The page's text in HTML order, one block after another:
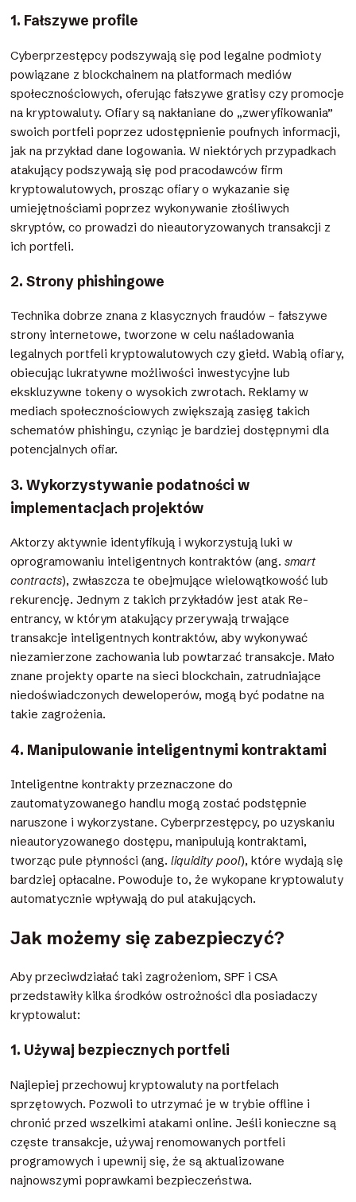
1. Fałszywe profile
Cyberprzestępcy podszywają się pod legalne podmioty
powiązane z blockchainem na platformach mediów
społecznościowych, oferując fałszywe gratisy czy promocje
na kryptowaluty. Ofiary są nakłaniane do „zweryfikowania”
swoich portfeli poprzez udostępnienie poufnych informacji,
jak na przykład dane logowania. W niektórych przypadkach
atakujący podszywają się pod pracodawców firm
kryptowalutowych, prosząc ofiary o wykazanie się
umiejętnościami poprzez wykonywanie złośliwych
skryptów, co prowadzi do nieautoryzowanych transakcji z
ich portfeli.
2. Strony phishingowe
Technika dobrze znana z klasycznych fraudów – fałszywe
strony internetowe, tworzone w celu naśladowania
legalnych portfeli kryptowalutowych czy giełd. Wabią ofiary,
obiecując lukratywne możliwości inwestycyjne lub
ekskluzywne tokeny o wysokich zwrotach. Reklamy w
mediach społecznościowych zwiększają zasięg takich
schematów phishingu, czyniąc je bardziej dostępnymi dla
potencjalnych ofiar.
3. Wykorzystywanie podatności w
implementacjach projektów
Aktorzy aktywnie identyfikują i wykorzystują luki w
oprogramowaniu inteligentnych kontraktów (ang.smart
contracts), zwłaszcza te obejmujące wielowątkowość lub
rekurencję. Jednym z takich przykładów jest atak Re-
entrancy, w którym atakujący przerywają trwające
transakcje inteligentnych kontraktów, aby wykonywać
niezamierzone zachowania lub powtarzać transakcje. Mało
znane projekty oparte na sieci blockchain, zatrudniające
niedoświadczonych deweloperów, mogą być podatne na
takie zagrożenia.
4. Manipulowanie inteligentnymi kontraktami
Inteligentne kontrakty przeznaczone do
zautomatyzowanego handlu mogą zostać podstępnie
naruszone i wykorzystane. Cyberprzestępcy, po uzyskaniu
nieautoryzowanego dostępu, manipulują kontraktami,
tworząc pule płynności (ang.liquidity pool), które wydają się
bardziej opłacalne. Powoduje to, że wykopane kryptowaluty
automatycznie wpływają do pul atakujących.
Jak możemy się zabezpieczyć?
Aby przeciwdziałać taki zagrożeniom, SPF i CSA
przedstawiły kilka środków ostrożności dla posiadaczy
kryptowalut:
1. Używaj bezpiecznych portfeli
Najlepiej przechowuj kryptowaluty na portfelach
sprzętowych. Pozwoli to utrzymać je w trybie offline i
chronić przed wszelkimi atakami online. Jeśli konieczne są
częste transakcje, używaj renomowanych portfeli
programowych i upewnij się, że są aktualizowane
najnowszymi poprawkami bezpieczeństwa.